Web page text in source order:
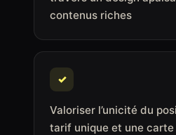
contenus riches
✓
Valoriser l’unicité du
tarif unique et une